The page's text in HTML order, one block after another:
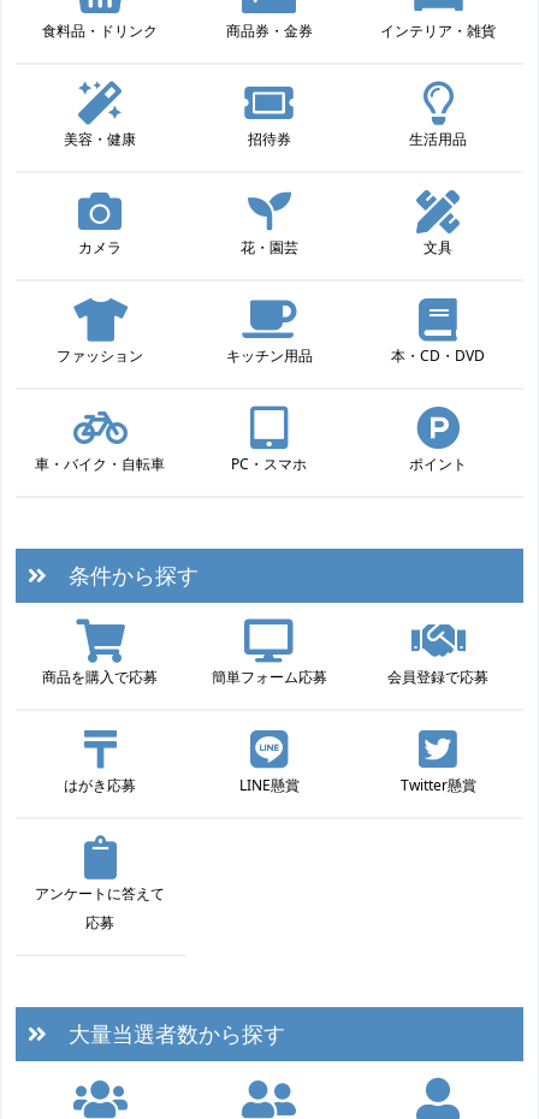
食料品・ドリンク 商品券・金券 インテリア・雑貨
美容・健康 招待券 生活用品
カメラ 花・園芸 文具
ファッション キッチン用品 本・CD・DVD
車・バイク・自転車 PC・スマホ ポイント
条件から探す
商品を購入で応募 簡単フォーム応募 会員登録で応募
はがき応募 LINE懸賞 Twitter懸賞
アンケートに答えて
応募
大量当選者数から探す